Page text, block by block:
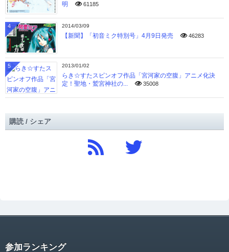
明
61185
2014/03/09
【新聞】「初音ミク特別号」4月9日発売 46283
4
2013/01/02
らき☆すたスピンオフ作品「宮河家の空腹」アニメ化決
定！聖地・鷲宮神社の...
35008
5
購読 / シェア
参加ランキング